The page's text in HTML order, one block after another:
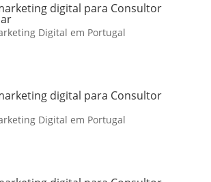
digital para Consultor
Digital em Portugal
digital para Consultor
Digital em Portugal